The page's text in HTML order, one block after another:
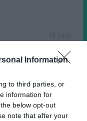
Information
to third parties, or
information for
below opt-out
note that after your